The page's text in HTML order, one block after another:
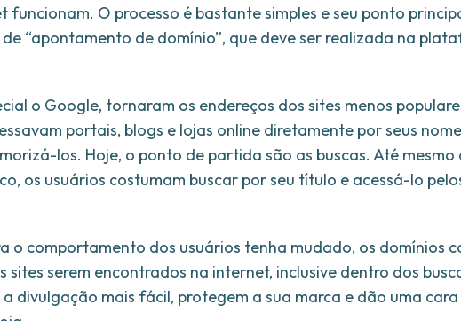
funcionam. O processo é bastante simples e seu ponto
“apontamento de domínio”, que deve ser realizada na
o Google, tornaram os endereços dos sites menos
portais, blogs e lojas online diretamente por seus
los. Hoje, o ponto de partida são as buscas. Até mesmo
os usuários costumam buscar por seu título e acessá-lo
o comportamento dos usuários tenha mudado, os domínios
sites serem encontrados na internet, inclusive dentro dos
divulgação mais fácil, protegem a sua marca e dão uma